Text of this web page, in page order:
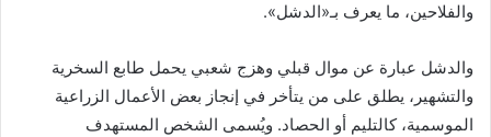
والفلاحين، ما يعرف بـ«الدشل».
والدشل عبارة عن موال قبلي وهزج شعبي يحمل طابع السخرية
والتشهير، يطلق على من يتأخر في إنجاز بعض الأعمال الزراعية
الموسمية، كالتليم أو الحصاد. ويُسمى الشخص المستهدف